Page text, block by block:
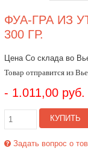
ФУА-ГРА ИЗ
300 ГР.
Цена Со склада во
Товар отправится из
- 1.011,00 руб.
КУПИТЬ
Задать вопрос о